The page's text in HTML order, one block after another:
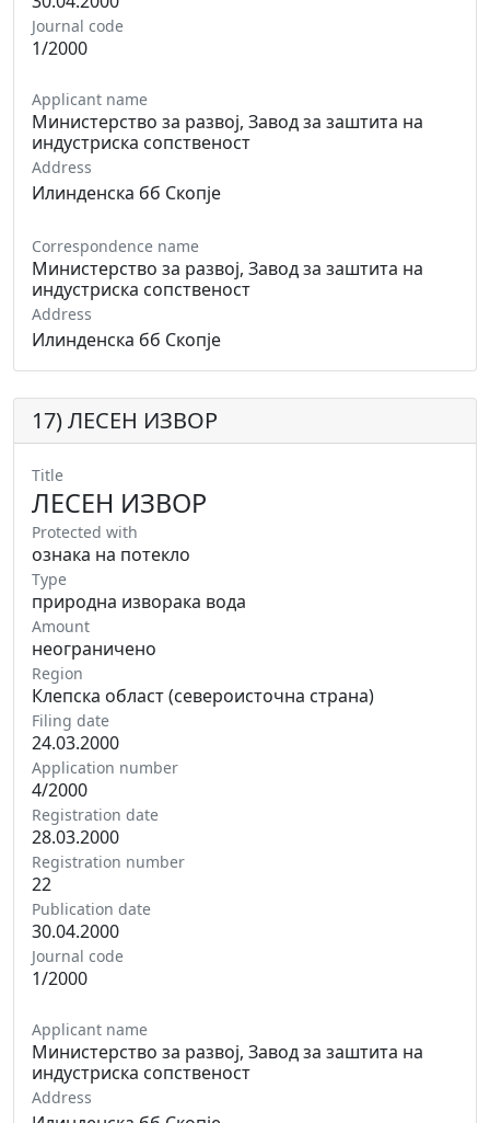
Journal code
1/2000
Applicant name
Министерство за развој, Завод за заштита на
индустриска сопственост
Address
Илинденска бб Скопје
Correspondence name
Министерство за развој, Завод за заштита на
индустриска сопственост
Address
Илинденска бб Скопје
17) ЛЕСЕН ИЗВОР
Title
ЛЕСЕН ИЗВОР
Protected with
ознака на потекло
Type
природна изворака вода
Amount
неограничено
Region
Клепска област (североисточна страна)
Filing date
24.03.2000
Application number
4/2000
Registration date
28.03.2000
Registration number
22
Publication date
30.04.2000
Journal code
1/2000
Applicant name
Министерство за развој, Завод за заштита на
индустриска сопственост
Address